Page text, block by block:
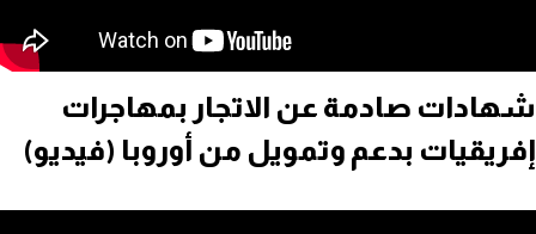
شهادات صادمة عن الاتجار بمهاجرات
إفريقيات بدعم وتمويل من أوروبا (فيديو)